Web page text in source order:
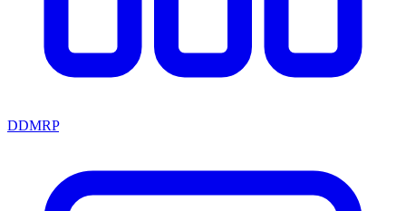
DDMRP